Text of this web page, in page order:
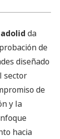
da
de
diseñado
sector
de
y la
hacia